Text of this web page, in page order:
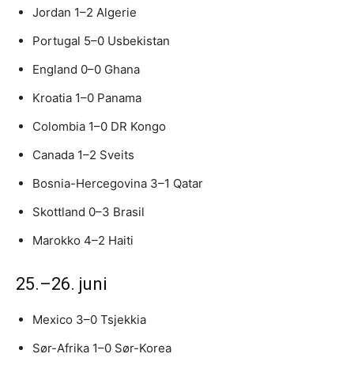
Jordan 1–2 Algerie
Portugal 5–0 Usbekistan
England 0–0 Ghana
Kroatia 1–0 Panama
Colombia 1–0 DR Kongo
Canada 1–2 Sveits
Bosnia-Hercegovina 3–1 Qatar
Skottland 0–3 Brasil
Marokko 4–2 Haiti
25.–26. juni
Mexico 3–0 Tsjekkia
Sør-Afrika 1–0 Sør-Korea